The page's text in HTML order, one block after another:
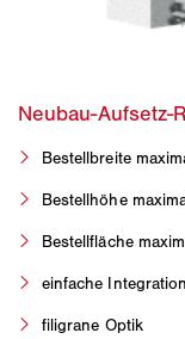
Bestellbreite
Bestellhöhe
Bestellfläche
einfache Integration
filigrane Optik